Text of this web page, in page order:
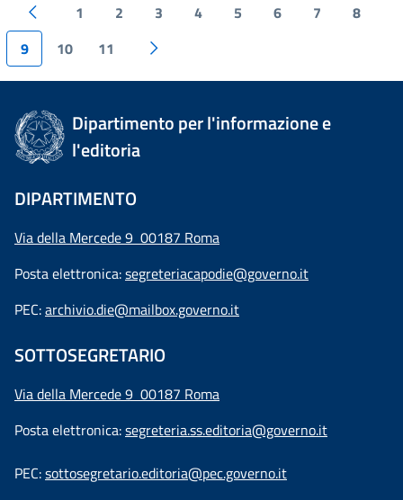
1 2 3 4 5 6 7
8
9
10 11
Dipartimento per l'informazione e
l'editoria
DIPARTIMENTO
Via della Mercede 9 00187 Roma
Posta elettronica:segreteriacapodie@governo.it
PEC:archivio.die@mailbox.governo.it
SOTTOSEGRETARIO
Via della Mercede 9 00187 Roma
Posta elettronica:segreteria.ss.editoria@governo.it
PEC:sottosegretario.editoria@pec.governo.it